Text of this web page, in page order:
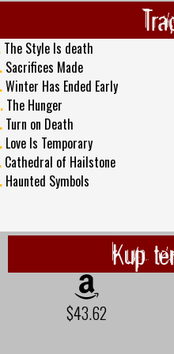
The Style Is death
Sacrifices Made
Winter Has Ended Early
The Hunger
Turn on Death
Love Is Temporary
Cathedral of Hailstone
Haunted Symbols
Kup
$43.62